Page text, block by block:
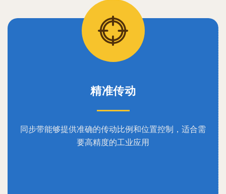
精准传动
同步带能够提供准确的传动比例和位置控制，适合需
要高精度的工业应用